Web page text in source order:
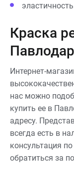
Краска
Интернет-
нас можно
купить ее в
адресу.
всегда есть в
консультация
обратиться за